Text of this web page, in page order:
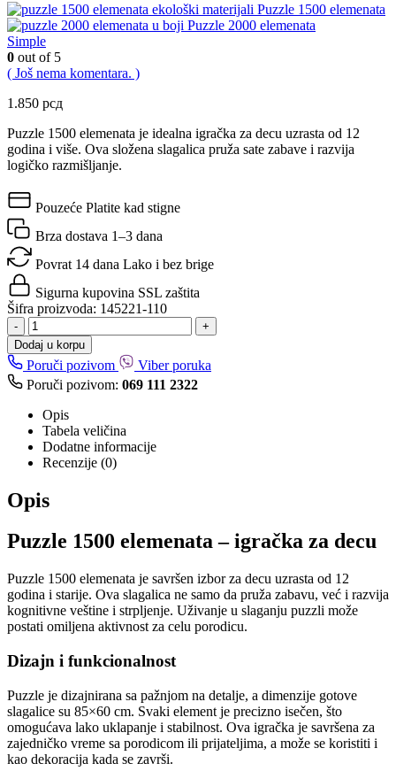
Puzzle 1500 elemenata
Puzzle 2000 elemenata
Simple
0 out of 5
( Još nema komentara. )
1.850 рсд
Puzzle 1500 elemenata je idealna igračka za decu uzrasta od 12
godina i više. Ova složena slagalica pruža sate zabave i razvija
logičko razmišljanje.
Pouzeće Platite kad stigne
Brza dostava 1–3 dana
Povrat 14 dana Lako i bez brige
Sigurna kupovina SSL zaštita
Šifra proizvoda: 145221-110
-
+
Dodaj u korpu
Poruči pozivom
Viber poruka
Poruči pozivom: 069 111 2322
Opis
Tabela veličina
Dodatne informacije
Recenzije (0)
Opis
Puzzle 1500 elemenata – igračka za decu
Puzzle 1500 elemenata je savršen izbor za decu uzrasta od 12
godina i starije. Ova slagalica ne samo da pruža zabavu, već i razvija
kognitivne veštine i strpljenje. Uživanje u slaganju puzzli može
postati omiljena aktivnost za celu porodicu.
Dizajn i funkcionalnost
Puzzle je dizajnirana sa pažnjom na detalje, a dimenzije gotove
slagalice su 85×60 cm. Svaki element je precizno isečen, što
omogućava lako uklapanje i stabilnost. Ova igračka je savršena za
zajedničko vreme sa porodicom ili prijateljima, a može se koristiti i
kao dekoracija kada se završi.